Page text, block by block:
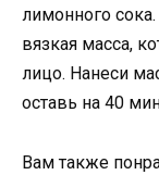
лимонного
вязкая масса,
лицо. Нанеси
оставь на 40
Вам также